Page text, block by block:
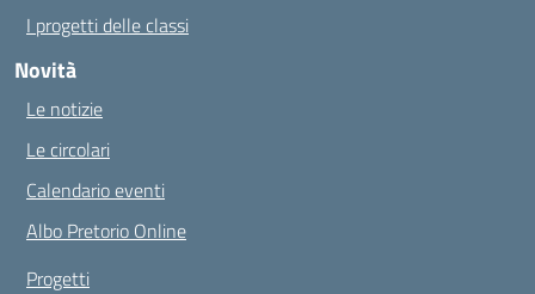
I progetti delle classi
Novità
Le notizie
Le circolari
Calendario eventi
Albo Pretorio Online
Progetti